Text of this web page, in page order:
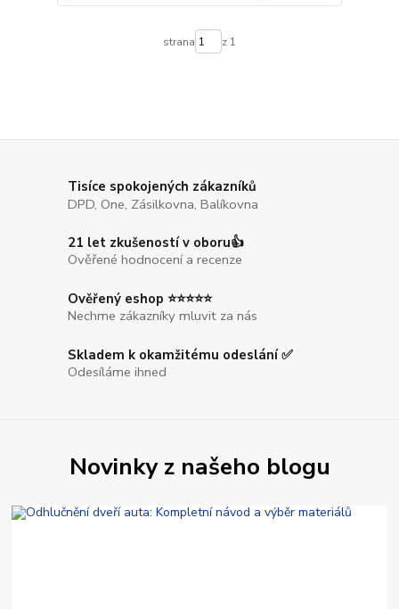
strana z 1
Tisíce spokojených zákazníků
DPD, One, Zásilkovna, Balíkovna
21 let zkušeností v oboru👍
Ověřené hodnocení a recenze
Ověřený eshop ⭐⭐⭐⭐⭐
Nechme zákazníky mluvit za nás
Skladem k okamžitému odeslání ✅
Odesíláme ihned
Novinky z našeho blogu